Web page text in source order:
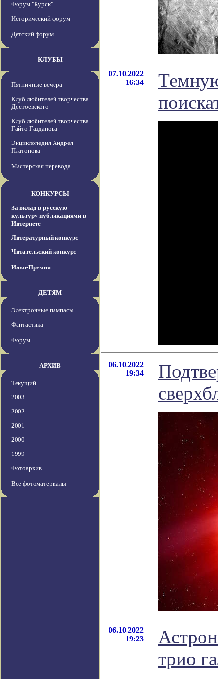
Форум "Курск"
Исторический форум
Детский форум
КЛУБЫ
Пятничные вечера
Клуб любителей творчества
Достоевского
Клуб любителей творчества
Гайто Газданова
Энциклопедия Андрея
Платонова
Мастерская перевода
КОНКУРСЫ
За вклад в русскую
культуру публикациями в
Интернете
Литературный конкурс
Читательский конкурс
Илья-Премия
ДЕТЯМ
Электронные пампасы
Фантастика
Форум
АРХИВ
Текущий
2003
2002
2001
2000
1999
Фотоархив
Все фотоматериалы
07.10.2022
16:34
06.10.2022
19:34
06.10.2022
19:23
трио